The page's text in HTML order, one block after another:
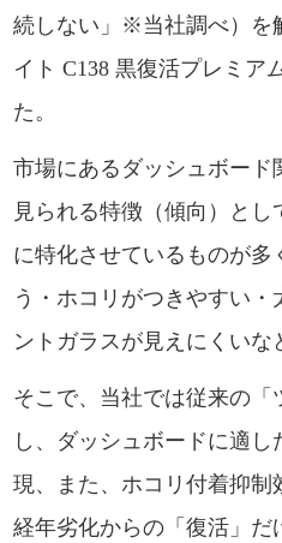
続しない」※当社調べ）を
イト C138 黒復活プレミア
た。
市場にあるダッシュボード
見られる特徴（傾向）と
に特化させているものが多
う・ホコリがつきやすい・
ントガラスが見えにくいな
そこで、当社では従来の「
し、ダッシュボードに適
現、また、ホコリ付着抑制
経年劣化からの「復活」だ